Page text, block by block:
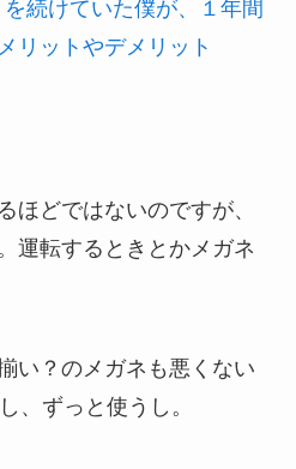
続けていた僕が、１年間
リットやデメリット
ほどではないのですが、
運転するときとかメガネ
い？のメガネも悪くない
、ずっと使うし。